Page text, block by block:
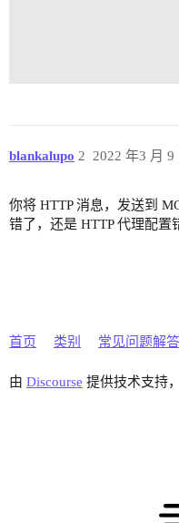
blankalupo 2022 年3 月 9
2
你将 HTTP 消息，发送到
错了，还是 HTTP 代理配置
首页 类别 常见问题解
由 Discourse 提供技术支持